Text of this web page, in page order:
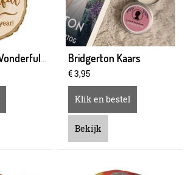
Boomschijf - Wonderful time Bridgerton Kaars
€3,95
Klik en bestel
Bekijk